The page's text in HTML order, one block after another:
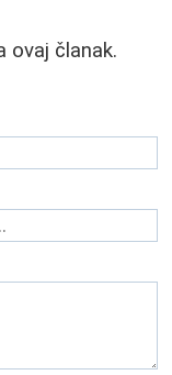
ovaj članak.